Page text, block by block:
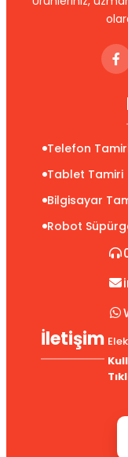
Telefon
Tablet Tamiri
Bilgisayar
Robot
İletişim